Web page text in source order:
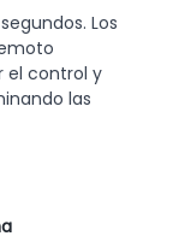
Los
el control y
las